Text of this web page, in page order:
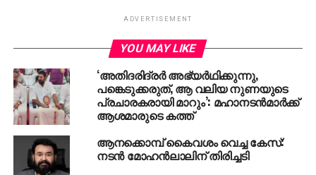
പറഞ്ഞു. മുന്തിരിവള്ളികള്‍ തളിര്‍ക്കുമ്പോള്‍ എന്ന
ചിത്രമാണ് മോഹന്‍ലാലിന്റെ റിലീസിനൊരുങ്ങുന്ന
ചിത്രം. ഇതില്‍ സര്‍ക്കാര്‍ ഉദ്യോഗസ്ഥന്റെ വേഷമാണ്
മോഹന്‍ലാല്‍ കൈകാര്യം ചെയ്യുന്നത്.
UP NEXT
ADVERTISEMENT
YOU MAY LIKE
‘അതിദരിദ്രര്‍ അഭ്യര്‍ഥിക്കുന്നു,
പങ്കെടുക്കരുത്, ആ വലിയ നുണയുടെ
പ്രചാരകരായി മാറും’: മഹാനടന്‍മാര്‍ക്ക്
ആശമാരുടെ കത്ത്
ആനക്കൊമ്പ് കൈവശം വെച്ച കേസ്:
നടന്‍ മോഹന്‍ലാലിന് തിരിച്ചടി